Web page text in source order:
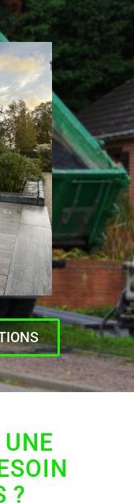
?